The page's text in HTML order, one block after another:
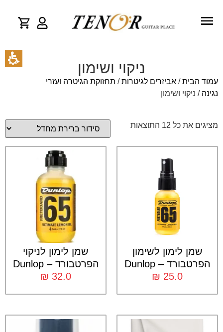
ניקוי ושימון
עמוד הבית/ אביזרים לגיטרות/ תחזוקת הגיטרה ועזרי
נגינה / ניקוי ושימון
מציגים את כל ⁦12⁩ התוצאות
שמן לימון לשימון
הפרטבורד – Dunlop
₪ 25.0
שמן לימון לניקוי
הפרטבורד – Dunlop
₪ 32.0